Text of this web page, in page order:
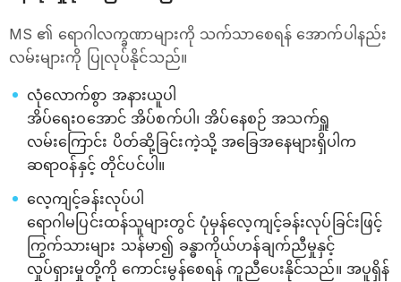
MS ၏ ရောဂါလက္ခဏာများကို သက်သာစေရန် အောက်ပါနည်း
လမ်းများကို ပြုလုပ်နိုင်သည်။
လုံလောက်စွာ အနားယူပါ
အိပ်ရေးဝအောင် အိပ်စက်ပါ၊ အိပ်နေစဉ် အသက်ရှူ
လမ်းကြောင်း ပိတ်ဆို့ခြင်းကဲ့သို့ အခြေအနေများရှိပါက
ဆရာဝန်နှင့် တိုင်ပင်ပါ။
လေ့ကျင့်ခန်းလုပ်ပါ
ရောဂါမပြင်းထန်သူများတွင် ပုံမှန်လေ့ကျင့်ခန်းလုပ်ခြင်းဖြင့်
ကြွက်သားများ သန်မာ၍ ခန္ဓာကိုယ်ဟန်ချက်ညီမှုနှင့်
လှုပ်ရှားမှုတို့ကို ကောင်းမွန်စေရန် ကူညီပေးနိုင်သည်။ အပူရှိန်